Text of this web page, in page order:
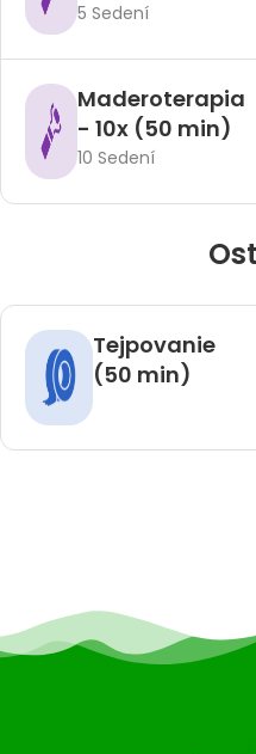
5 Sedení
Maderoterapia
- 10x (50 min)
10 Sedení
Tejpovanie
(50 min)